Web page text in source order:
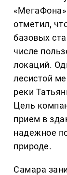
отметил,
базовых
числе
локаций.
лесистой
реки
Цель
прием в
надежное
природе.
Самара